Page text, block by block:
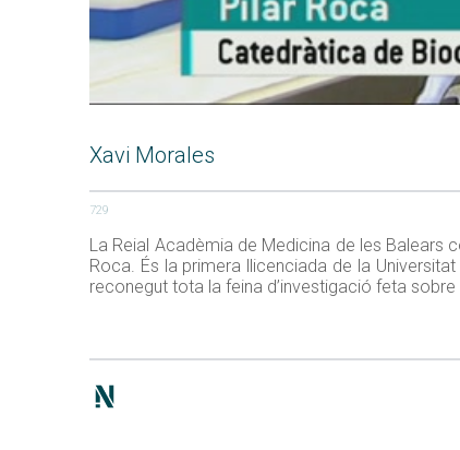
Xavi Morales
729
La Reial Acadèmia de Medicina de les Balears
Roca. És la primera llicenciada de la
reconegut tota la feina d’investigació feta